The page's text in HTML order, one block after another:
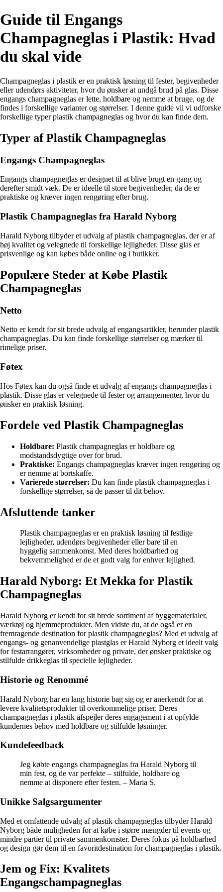
Guide til Engangs
Champagneglas i Plastik: Hvad
du skal vide
Champagneglas i plastik er en praktisk løsning til fester, begivenheder
eller udendørs aktiviteter, hvor du ønsker at undgå brud på glas. Disse
engangs champagneglas er lette, holdbare og nemme at bruge, og de
findes i forskellige varianter og størrelser. I denne guide vil vi udforske
forskellige typer plastik champagneglas og hvor du kan finde dem.
Typer af Plastik Champagneglas
Engangs Champagneglas
Engangs champagneglas er designet til at blive brugt en gang og
derefter smidt væk. De er ideelle til store begivenheder, da de er
praktiske og kræver ingen rengøring efter brug.
Plastik Champagneglas fra Harald Nyborg
Harald Nyborg tilbyder et udvalg af plastik champagneglas, der er af
høj kvalitet og velegnede til forskellige lejligheder. Disse glas er
prisvenlige og kan købes både online og i butikker.
Populære Steder at Købe Plastik
Champagneglas
Netto
Netto er kendt for sit brede udvalg af engangsartikler, herunder plastik
champagneglas. Du kan finde forskellige størrelser og mærker til
rimelige priser.
Føtex
Hos Føtex kan du også finde et udvalg af engangs champagneglas i
plastik. Disse glas er velegnede til fester og arrangementer, hvor du
ønsker en praktisk løsning.
Fordele ved Plastik Champagneglas
Holdbare: Plastik champagneglas er holdbare og
modstandsdygtige over for brud.
Praktiske: Engangs champagneglas kræver ingen rengøring og
er nemme at bortskaffe.
Varierede størrelser: Du kan finde plastik champagneglas i
forskellige størrelser, så de passer til dit behov.
Afsluttende tanker
Plastik champagneglas er en praktisk løsning til festlige
lejligheder, udendørs begivenheder eller bare til en
hyggelig sammenkomst. Med deres holdbarhed og
bekvemmelighed er de et godt valg for enhver lejlighed.
Harald Nyborg: Et Mekka for Plastik
Champagneglas
Harald Nyborg er kendt for sit brede sortiment af byggematerialer,
værktøj og hjemmeprodukter. Men vidste du, at de også er en
fremragende destination for plastik champagneglas? Med et udvalg af
engangs- og genanvendelige plastglas er Harald Nyborg et ideelt valg
for festarrangører, virksomheder og private, der ønsker praktiske og
stilfulde drikkeglas til specielle lejligheder.
Historie og Renommé
Harald Nyborg har en lang historie bag sig og er anerkendt for at
levere kvalitetsprodukter til overkommelige priser. Deres
champagneglas i plastik afspejler deres engagement i at opfylde
kundernes behov med holdbare og stilfulde løsninger.
Kundefeedback
Jeg købte engangs champagneglas fra Harald Nyborg til
min fest, og de var perfekte – stilfulde, holdbare og
nemme at disponere efter festen. – Maria S.
Unikke Salgsargumenter
Med et omfattende udvalg af plastik champagneglas tilbyder Harald
Nyborg både muligheden for at købe i større mængder til events og
mindre partier til private sammenkomster. Deres fokus på holdbarhed
og design gør dem til en favoritdestination for champagneglas i plastik.
Jem og Fix: Kvalitets
Engangschampagneglas